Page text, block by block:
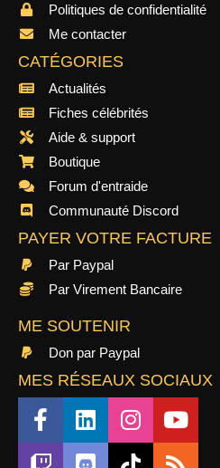
Politiques de confidentialité
Me contacter
CATÉGORIES
Actualités
Fiches célébrités
Aide & support
Boutique
Forum d'entraide
Communauté Discord
PAYER VOTRE FACTURE
Par Paypal
Par Virement Bancaire
ME SOUTENIR
Don par Paypal
MES RÉSEAUX SOCIAUX